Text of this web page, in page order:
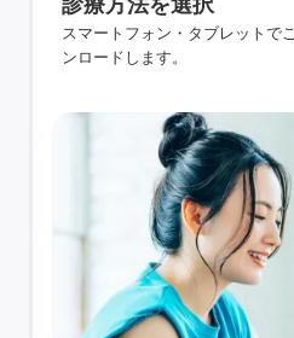
スマートフォン・タブレットで
ンロードします。